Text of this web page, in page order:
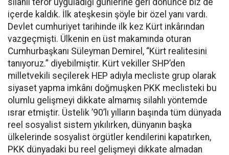
içerde kaldık. İlk ateşkesin şöyle bir özel yanı vardı.
Devlet cumhuriyet tarihinde ilk kez Kürt inkârından
vazgeçmişti. Ülkenin en üst makamında oturan
Cumhurbaşkanı Süleyman Demirel, “Kürt realitesini
tanıyoruz.” diyebilmiştir. Kürt vekiller SHP’den
milletvekili seçilerek HEP adıyla mecliste grup olarak
siyaset yapma imkânı doğmuşken PKK meclisteki bu
olumlu gelişmeyi dikkate almamış silahlı yöntemde
ısrar etmiştir. Üstelik ’90’lı yılların başında tüm dünyada
reel sosyalist sistem yıkılırken, dünyanın başka
ülkelerinde sosyalist örgütler kendilerini kapatırken,
PKK dünyadaki bu reel gelişmeyi dikkate almadan